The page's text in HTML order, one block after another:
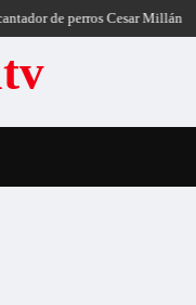
de perros Cesar Millán